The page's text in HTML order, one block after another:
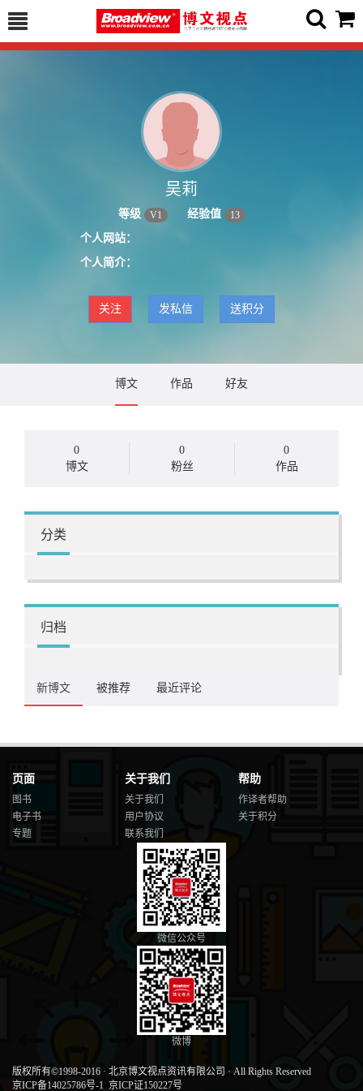
吴莉
等级 V1 经验值 13
个人网站：
个人简介：
关注 发私信 送积分
博文 作品 好友
0
博文
0
粉丝
0
作品
分类
归档
新博文 被推荐 最近评论
页面
图书
电子书
专题
关于我们
关于我们
用户协议
联系我们
帮助
作译者帮助
关于积分
微信公众号
微博
版权所有©1998-2016 · 北京博文视点资讯有限公司 · All Rights Reserved
京ICP备14025786号-1 京ICP证150227号